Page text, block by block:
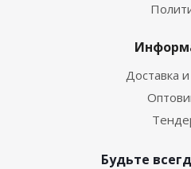
Доставка
Будьте